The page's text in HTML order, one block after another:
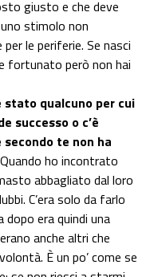
giusto e che deve
stimolo non
le periferie. Se nasci
fortunato però non hai
stato qualcuno per cui
successo o c’è
te non ha
ho incontrato
abbagliato dal loro
C’era solo da farlo
era quindi una
anche altri che
È un po’ come se